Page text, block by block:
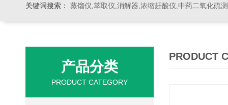
关键词搜索： 蒸馏仪,萃取仪,消解器,浓缩赶酸仪,中药二氧化硫
产品分类
PRODUCT CATEGORY
PRODUCT